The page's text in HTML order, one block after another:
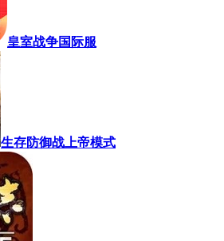
皇室战争国际服
生存防御战上帝模式